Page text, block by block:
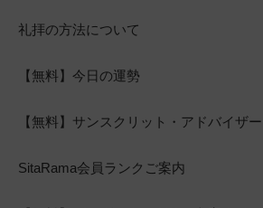
礼拝の方法について
【無料】今日の運勢
【無料】サンスクリット・アドバイザー
SitaRama会員ランクご案内